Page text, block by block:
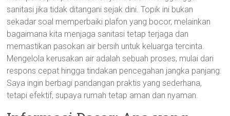
sanitasi jika tidak ditangani sejak dini. Topik ini bukan
sekadar soal memperbaiki plafon yang bocor, melainkan
bagaimana kita menjaga sanitasi tetap terjaga dan
memastikan pasokan air bersih untuk keluarga tercinta.
Mengelola kerusakan air adalah sebuah proses, mulai dari
respons cepat hingga tindakan pencegahan jangka panjang.
Saya ingin berbagi pandangan praktis yang sederhana,
tetapi efektif, supaya rumah tetap aman dan nyaman.